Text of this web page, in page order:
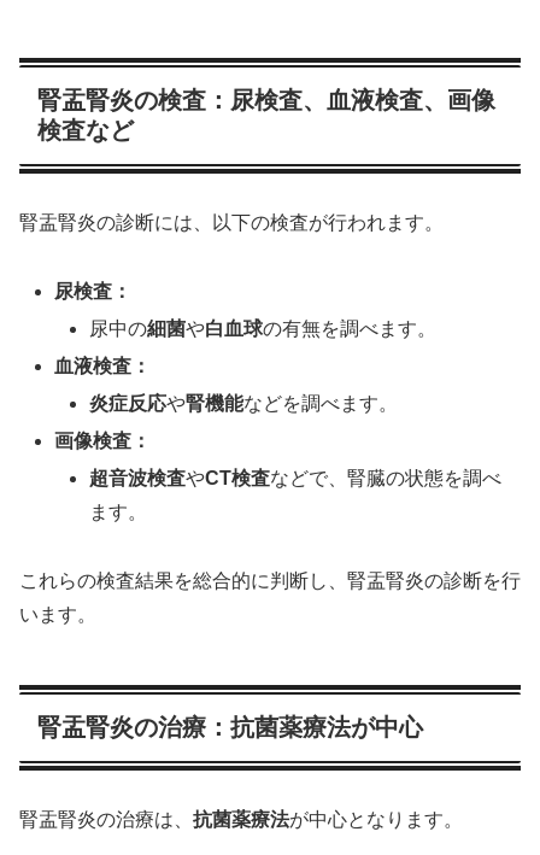
腎盂腎炎の検査：尿検査、血液検査、画像
検査など
腎盂腎炎の診断には、以下の検査が行われます。
尿検査：
尿中の細菌や白血球の有無を調べます。
血液検査：
炎症反応や腎機能などを調べます。
画像検査：
超音波検査やCT検査などで、腎臓の状態を調べ
ます。
これらの検査結果を総合的に判断し、腎盂腎炎の診断を行
います。
腎盂腎炎の治療：抗菌薬療法が中心
腎盂腎炎の治療は、 抗菌薬療法が中心となります。